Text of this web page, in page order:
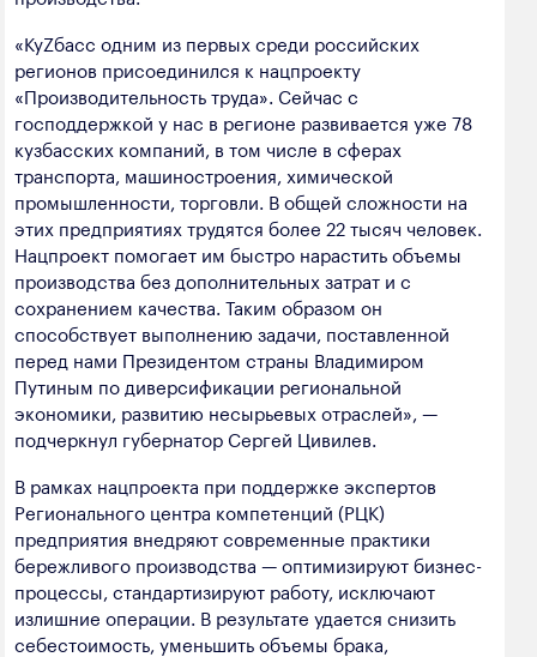
Лесная промышленность
Пищевая промышленность
«КуZбасс одним из первых среди российских
регионов присоединился к нацпроекту
«Производительность труда». Сейчас с
господдержкой у нас в регионе развивается уже 78
кузбасских компаний, в том числе в сферах
транспорта, машиностроения, химической
промышленности, торговли. В общей сложности на
этих предприятиях трудятся более 22 тысяч человек.
Нацпроект помогает им быстро нарастить объемы
производства без дополнительных затрат и с
сохранением качества. Таким образом он
способствует выполнению задачи, поставленной
перед нами Президентом страны Владимиром
Путиным по диверсификации региональной
экономики, развитию несырьевых отраслей», —
подчеркнул губернатор Сергей Цивилев.
В рамках нацпроекта при поддержке экспертов
Регионального центра компетенций (РЦК)
предприятия внедряют современные практики
бережливого производства — оптимизируют бизнес-
процессы, стандартизируют работу, исключают
излишние операции. В результате удается снизить
себестоимость, уменьшить объемы брака,